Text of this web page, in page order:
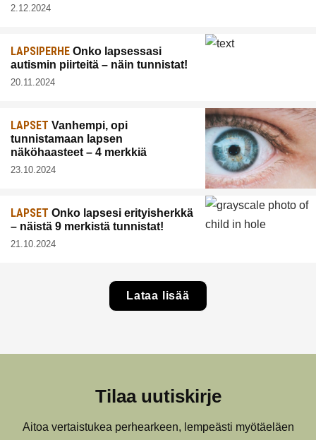
2.12.2024
LAPSIPERHE Onko lapsessasi
autismin piirteitä – näin tunnistat!
20.11.2024
LAPSET Vanhempi, opi
tunnistamaan lapsen
näköhaasteet – 4 merkkiä
23.10.2024
LAPSET Onko lapsesi erityisherkkä
– näistä 9 merkistä tunnistat!
21.10.2024
Lataa lisää
Tilaa uutiskirje
Aitoa vertaistukea perhearkeen, lempeästi myötäeläen